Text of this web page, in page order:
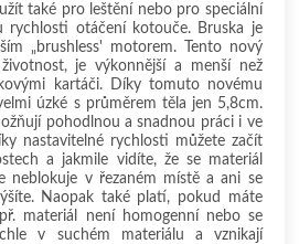
také pro leštění nebo pro speciální
rychlosti otáčení kotouče. Bruska je
„brushless' motorem. Tento nový
je výkonnější a menší než
kartáči. Díky tomuto novému
úzké s průměrem těla jen 5,8cm.
pohodlnou a snadnou práci i ve
nastavitelné rychlosti můžete začít
a jakmile vidíte, že se materiál
neblokuje v řezaném místě a ani se
Naopak také platí, pokud máte
materiál není homogenní nebo se
v suchém materiálu a vznikají